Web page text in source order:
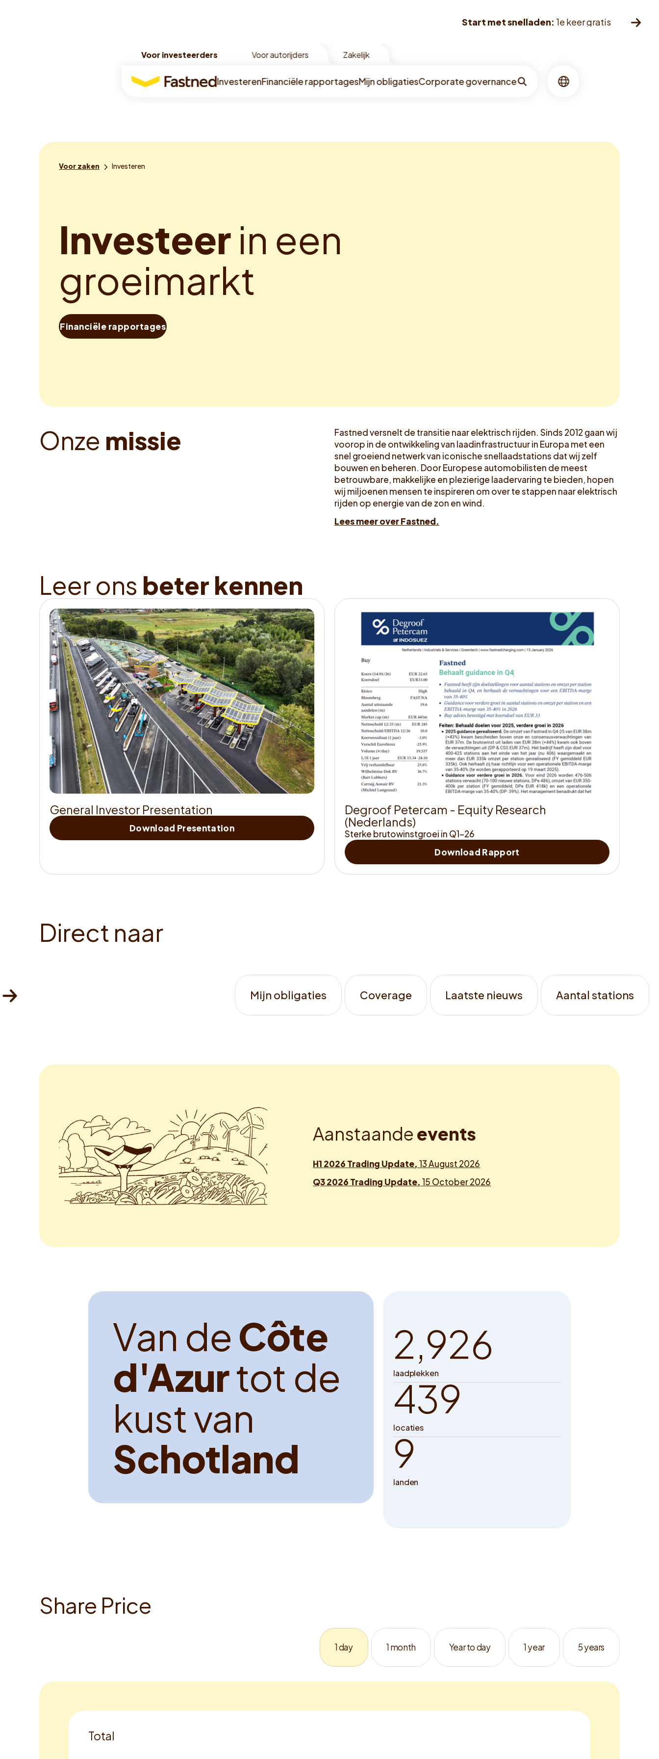
Start met snelladen: 1e keer gratis
Voor investeerders Voor autorijders Zakelijk
Voor investeerders
Voor
InvesterenFinanciële rapportagesMijn obligatiesCorporate governance Zoeken Taal
Je
Voor zaken Investeren
Investeer in een
groeimarkt
Financiële rapportages
Onze missie
Fastned versnelt de transitie naar elektrisch rijden. Sinds 2012 gaan wij
voorop in de ontwikkeling van laadinfrastructuur in Europa met een
snel groeiend netwerk van iconische snellaadstations dat wij zelf
bouwen en beheren. Door Europese automobilisten de meest
betrouwbare, makkelijke en plezierige laadervaring te bieden, hopen
wij miljoenen mensen te inspireren om over te stappen naar elektrisch
rijden op energie van de zon en wind.
Lees meer over Fastned.
Leerons beter kennen
General Investor Presentation
Download PresentationLeer
ons
Degroof Petercam - Equity Research
(Nederlands)
Sterke brutowinstgroei in Q1-26
Download Rapport
ons
<strong>beter
Direct naar
Mijn obligaties Coverage Laatste nieuws Aantal stations
Aanstaande events
H1 2026 Trading Update,13 August 2026
Q3 2026 Trading Update,15 October 2026
Van deCôte
d'Azurtot de
kustvan
Schotland
2,926
laadplekken
439
locaties
9
landen
Share Price
1 day 1 month Year to day 1 year 5 years
Total